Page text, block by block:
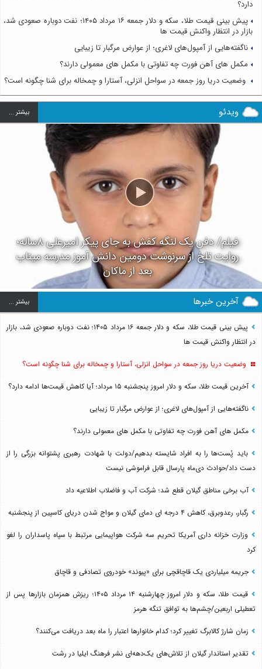
دارد؟
پیش بینی قیمت طلا، سکه و دلار جمعه ۱۶ مرداد ۱۴۰۵؛ نفت دوباره صعودی شد،
بازار در انتظار واکنش قیمت ها
ناگفته‌هایی از آمپول‌های لاغری؛ از عوارض مرگبار تا زیبایی
مکمل های آهن فورت چه تفاوتی با مکمل های معمولی دارند؟
وضعیت دریا روز جمعه در سواحل انزلی، آستارا و چمخاله برای شنا چگونه است؟
ویدئو بيشتر ...
فیلم/ دفن یک لنگه کفش به جای پیکر امیرعلی ۸ساله؛
روایت تلخ از سرنوشت دومین دانش آموز مدرسه میناب
بعد از ماکان
آخرین خبرها بيشتر ...
پیش بینی قیمت طلا، سکه و دلار جمعه ۱۶ مرداد ۱۴۰۵؛ نفت دوباره صعودی شد، بازار
در انتظار واکنش قیمت ها
وضعیت دریا روز جمعه در سواحل انزلی، آستارا و چمخاله برای شنا چگونه است؟
آخرین قیمت طلا، سکه و دلار امروز پنجشنبه ۱۵ مرداد؛ آیا کاهش قیمت‌ها ادامه دارد؟
ناگفته‌هایی از آمپول‌های لاغری؛ از عوارض مرگبار تا زیبایی
مکمل های آهن فورت چه تفاوتی با مکمل های معمولی دارند؟
باید پُست‌ها را به افراد شایسته بدهیم/دولت با شهادت رهبری پشتوانه بزرگی را از
دست داد/حوادث دی‌ماه پارسال قابل فراموشی نیست
آب برخی مناطق گیلان قطع شد؛ شرکت آب و فاضلاب اطلاعیه داد
رگبار، رعدوبرق، کاهش ۴ درجه ای دمای گیلان و مواج شدن دریای کاسپین از پنجشنبه
وزارت خزانه داری آمریکا تحریم سه شرکت هواپیمایی مرتبط با سپاه پاسداران را لغو
کرد
جریمه میلیاردی یک قاچاقچی برای «پیوند» خودروی تصادفی و قاچاق
قیمت طلا، سکه و دلار امروز چهارشنبه ۱۴ مرداد ۱۴۰۵؛ ریزش همزمان بازارها پس از
تعطیلی اربعین/چشم‌ها به توافق تنگه هرمز
زمان شارژ کالابرگ تغییر کرد؛ کدام خانوارها اعتبار را ماه بعد دریافت می‌کنند؟
تقدیر استاندار گیلان از تلاش‌های یک‌دهه‌ای نشر فرهنگ ایلیا در رشت